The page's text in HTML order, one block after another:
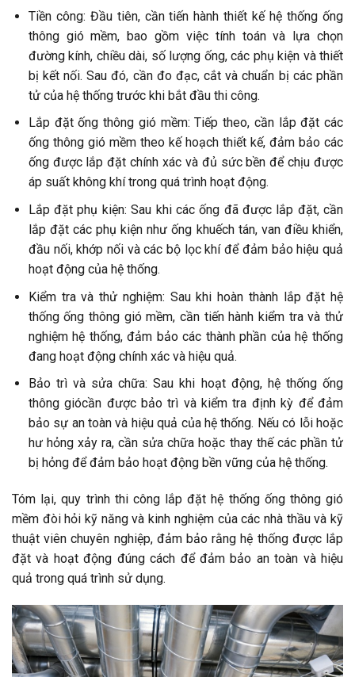
Tiền công: Đầu tiên, cần tiến hành thiết kế hệ thống ống
thông gió mềm, bao gồm việc tính toán và lựa chọn
đường kính, chiều dài, số lượng ống, các phụ kiện và thiết
bị kết nối. Sau đó, cần đo đạc, cắt và chuẩn bị các phần
tử của hệ thống trước khi bắt đầu thi công.
Lắp đặt ống thông gió mềm: Tiếp theo, cần lắp đặt các
ống thông gió mềm theo kế hoạch thiết kế, đảm bảo các
ống được lắp đặt chính xác và đủ sức bền để chịu được
áp suất không khí trong quá trình hoạt động.
Lắp đặt phụ kiện: Sau khi các ống đã được lắp đặt, cần
lắp đặt các phụ kiện như ống khuếch tán, van điều khiển,
đầu nối, khớp nối và các bộ lọc khí để đảm bảo hiệu quả
hoạt động của hệ thống.
Kiểm tra và thử nghiệm: Sau khi hoàn thành lắp đặt hệ
thống ống thông gió mềm, cần tiến hành kiểm tra và thử
nghiệm hệ thống, đảm bảo các thành phần của hệ thống
đang hoạt động chính xác và hiệu quả.
Bảo trì và sửa chữa: Sau khi hoạt động, hệ thống ống
thông giócần được bảo trì và kiểm tra định kỳ để đảm
bảo sự an toàn và hiệu quả của hệ thống. Nếu có lỗi hoặc
hư hỏng xảy ra, cần sửa chữa hoặc thay thế các phần tử
bị hỏng để đảm bảo hoạt động bền vững của hệ thống.
Tóm lại, quy trình thi công lắp đặt hệ thống ống thông gió
mềm đòi hỏi kỹ năng và kinh nghiệm của các nhà thầu và kỹ
thuật viên chuyên nghiệp, đảm bảo rằng hệ thống được lắp
đặt và hoạt động đúng cách để đảm bảo an toàn và hiệu
quả trong quá trình sử dụng.